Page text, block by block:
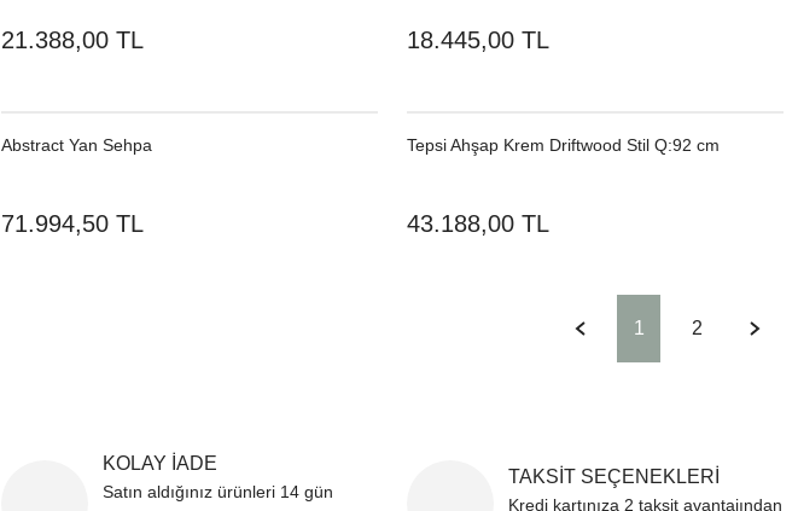
21.388,00 TL 18.445,00 TL
Abstract Yan Sehpa
71.994,50 TL
Tepsi Ahşap Krem Driftwood Stil Q:92 cm
43.188,00 TL
1 2
KOLAY İADE
Satın aldığınız ürünleri 14 gün
TAKSİT SEÇENEKLERİ
Kredi kartınıza 2 taksit avantajından